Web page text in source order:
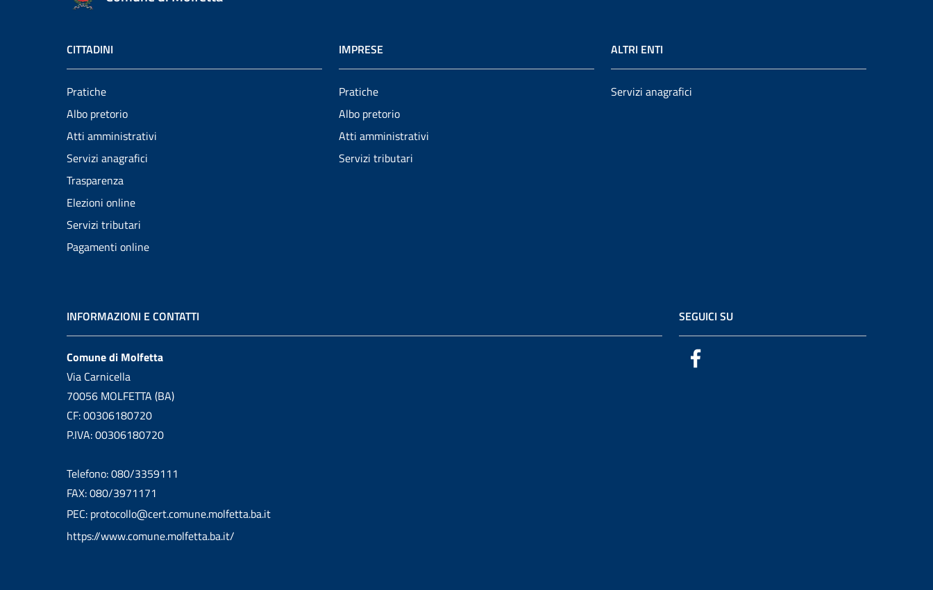
CITTADINI
Pratiche
Albo pretorio
Atti amministrativi
Servizi anagrafici
Trasparenza
Elezioni online
Servizi tributari
Pagamenti online
IMPRESE
Pratiche
Albo pretorio
Atti amministrativi
Servizi tributari
ALTRI ENTI
Servizi anagrafici
INFORMAZIONI E CONTATTI
Comune di Molfetta
Via Carnicella
70056 MOLFETTA (BA)
CF: 00306180720
P.IVA: 00306180720
Telefono: 080/3359111
FAX: 080/3971171
PEC: protocollo@cert.comune.molfetta.ba.it
https://www.comune.molfetta.ba.it/
SEGUICI SU